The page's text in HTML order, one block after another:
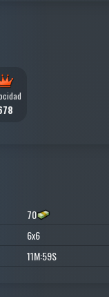
70
6x6
11M:59S